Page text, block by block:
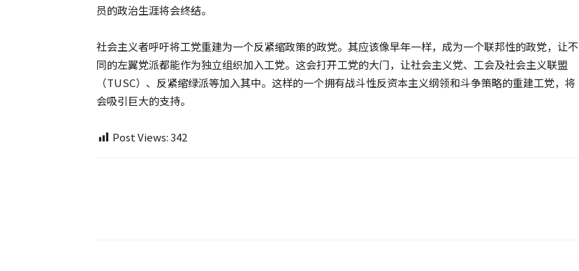
员的政治生涯将会终结。
社会主义者呼吁将工党重建为一个反紧缩政策的政党。其应该像早年一样，成为一个联邦性的政党，让不
同的左翼党派都能作为独立组织加入工党。这会打开工党的大门，让社会主义党、工会及社会主义联盟
（TUSC）、反紧缩绿派等加入其中。这样的一个拥有战斗性反资本主义纲领和斗争策略的重建工党，将
会吸引巨大的支持。
Post Views:342